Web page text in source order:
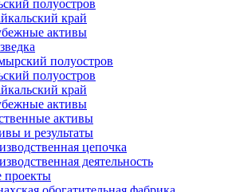
полуостров
край
активы
полуостров
полуостров
край
активы
активы
и результаты
цепочка
деятельность
проекты